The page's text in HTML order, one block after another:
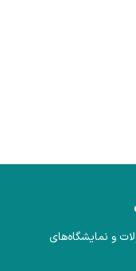
و نمایشگاه‌های